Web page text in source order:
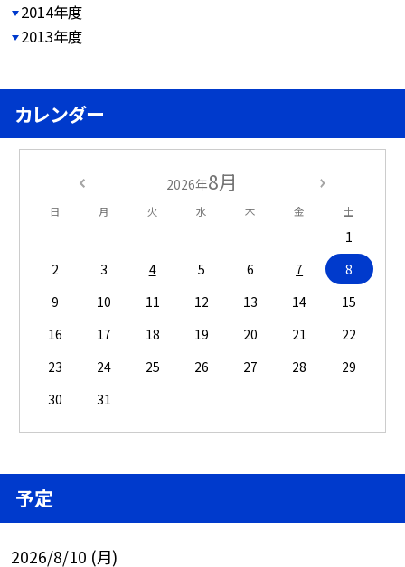
2014年度
2013年度
カレンダー
2026年8月
日 月 火 水 木 金 土
1
2
3 4 5 6 7
8
9
10 11 12 13 14
15
16
17 18 19 20 21
22
23
24 25 26 27 28
29
30
31
予定
2026/8/10 (月)